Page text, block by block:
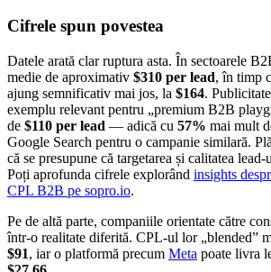
Cifrele spun povestea
Datele arată clar ruptura asta. În sectoarele
medie de aproximativ $310 per lead, în timp
ajung semnificativ mai jos, la $164.
exemplu relevant pentru „premium B2B
de $110 per lead — adică cu 57% mai mult
Google Search pentru o campanie similară.
că se presupune că targetarea și calitatea
Poți aprofunda cifrele explorând insights
CPL B2B pe sopro.io.
Pe de altă parte, companiile orientate către
într-o realitate diferită. CPL-ul lor „blended”
$91, iar o platformă precum Meta poate livra